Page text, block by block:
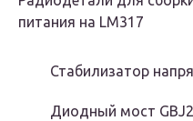
питания на LM317
Стабилизатор
Диодный мост